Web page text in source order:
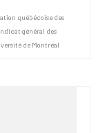
québécoise des
général des
de Montréal